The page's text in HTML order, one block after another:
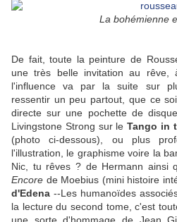
La bohémienne
De fait, toute la peinture de
une très belle invitation au rêve,
l'influence va par la suite sur
ressentir un peu partout, que ce
directe sur une pochette de
Livingstone Strong sur leTango in
(photo ci-dessous), ou plus
l'illustration, le graphisme voire la
Nic, tu rêves ? de Hermann ainsi
Encore de Moebius (mini histoire
d'Edena --Les humanoïdes
la lecture du second tome, c'est